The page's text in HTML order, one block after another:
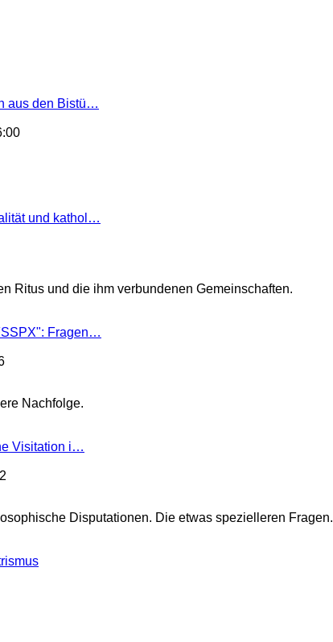
aus den Bistü…
und kathol…
Ritus und die ihm verbundenen Gemeinschaften.
Fragen…
Nachfolge.
Visitation i…
Disputationen. Die etwas spezielleren Fragen.